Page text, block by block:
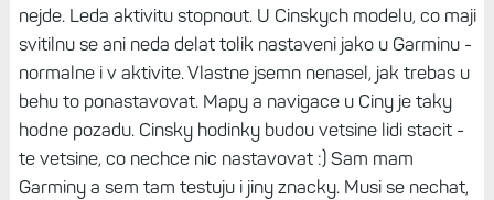
nejde. Leda aktivitu stopnout. U Cinskych modelu, co maji
svitilnu se ani neda delat tolik nastaveni jako u Garminu -
normalne i v aktivite. Vlastne jsemn nenasel, jak trebas u
behu to ponastavovat. Mapy a navigace u Ciny je taky
hodne pozadu. Cinsky hodinky budou vetsine lidi stacit -
te vetsine, co nechce nic nastavovat :) Sam mam
Garminy a sem tam testuju i jiny znacky. Musi se nechat,